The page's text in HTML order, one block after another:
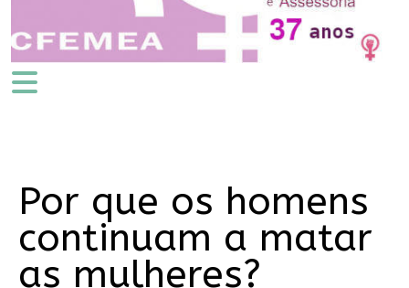
Por que os homens
continuam a matar
as mulheres?